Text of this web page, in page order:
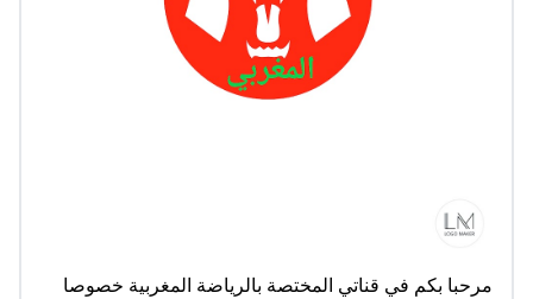
مرحبا بكم في قناتي المختصة بالرياضة المغربية خصوصا